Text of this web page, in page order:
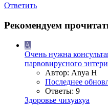
Ответить
Рекомендуем
A
Очень нужна
парвовирусного
Автор: Anya H
Последнее
Ответы: 9
Здоровье чихуахуа